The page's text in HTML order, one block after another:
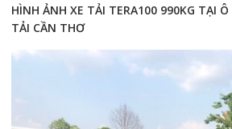
HÌNH ẢNH XE TẢI TERA100 990KG TẠI
TẢI CẦN THƠ